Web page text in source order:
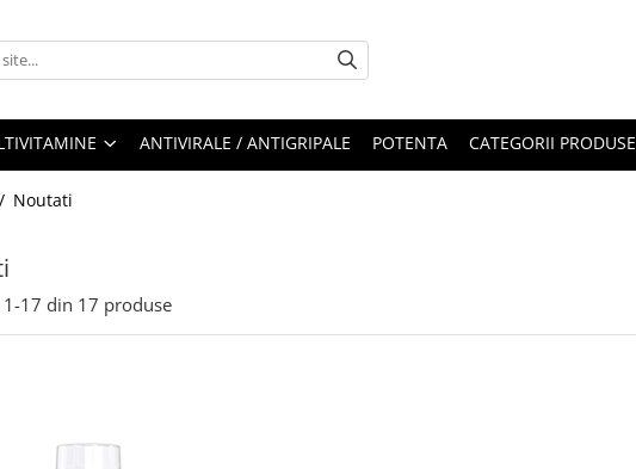
ANTIVIRALE / ANTIGRIPALE POTENTA CATEGORII PRODUSE
Noutati
1-17 din 17 produse